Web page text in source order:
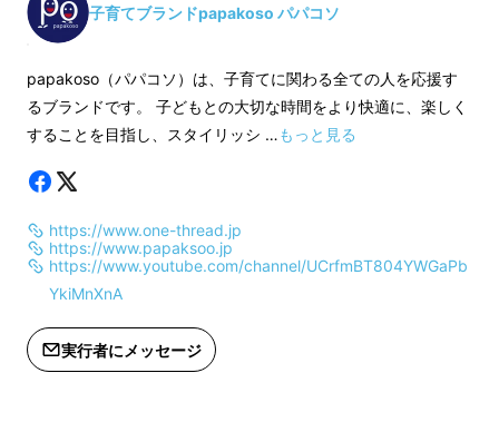
（2-1）シーンに合わせて使い分けで
きるバッグ（特願2021-128675）
格より下がる可能性もございます。
※デザイン・仕様は変更になる可能性
もございます。ご了承ください。
※ご注文状況、使用部材の供給状況、
製造工程上の都合等により出荷時期が
上した場合、正規販売価格が販売予定
価格より下がる可能性もございます。
※デザイン・仕様は変更になる可能性
※ご注文状況、使用部材の供給状況、
製造工程上の都合等により出荷時期が
もございます。ご
※ご注文状況、使
価格より下がる可
子育てブランドpapakoso パパコソ
papakoso（パパコソ）は、子育てに関わる全ての人を応援す
るブランドです。 子どもとの大切な時間をより快適に、楽しく
することを目指し、スタイリッシ …もっと見る
https://www.one-thread.jp
https://www.papaksoo.jp
https://www.youtube.com/channel/UCrfmBT804YWGaPb
YkiMnXnA
実行者にメッセージ